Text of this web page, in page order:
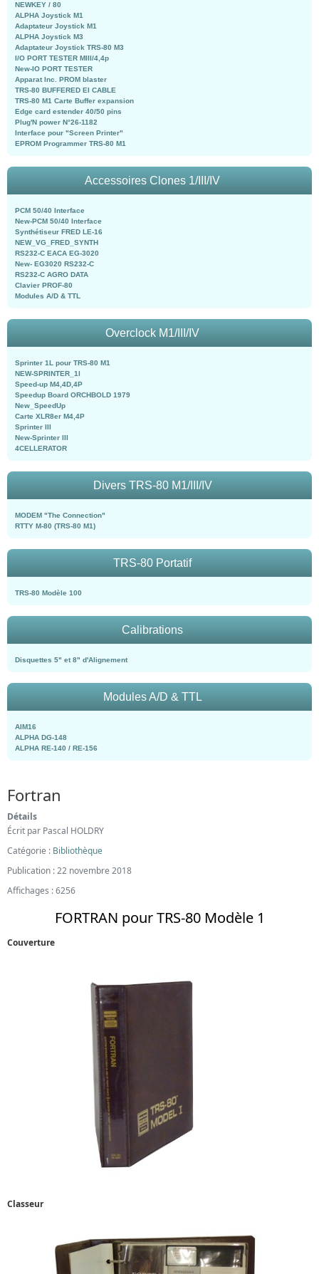
NEWKEY / 80
ALPHA Joystick M1
Adaptateur Joystick M1
ALPHA Joystick M3
Adaptateur Joystick TRS-80 M3
I/O PORT TESTER MIII/4,4p
New-IO PORT TESTER
Apparat Inc. PROM blaster
TRS-80 BUFFERED EI CABLE
TRS-80 M1 Carte Buffer expansion
Edge card estender 40/50 pins
Plug'N power N°26-1182
Interface pour "Screen Printer"
EPROM Programmer TRS-80 M1
Accessoires Clones 1/III/IV
PCM 50/40 Interface
New-PCM 50/40 Interface
Synthétiseur FRED LE-16
NEW_VG_FRED_SYNTH
RS232-C EACA EG-3020
New- EG3020 RS232-C
RS232-C AGRO DATA
Clavier PROF-80
Modules A/D & TTL
Overclock M1/III/IV
Sprinter 1L pour TRS-80 M1
NEW-SPRINTER_1l
Speed-up M4,4D,4P
Speedup Board ORCHBOLD 1979
New_SpeedUp
Carte XLR8er M4,4P
Sprinter III
New-Sprinter III
4CELLERATOR
Divers TRS-80 M1/III/IV
MODEM "The Connection"
RTTY M-80 (TRS-80 M1)
TRS-80 Portatif
TRS-80 Modèle 100
Calibrations
Disquettes 5" et 8" d'Alignement
Modules A/D & TTL
AIM16
ALPHA DG-148
ALPHA RE-140 / RE-156
Fortran
Détails
Écrit par Pascal HOLDRY
Catégorie : Bibliothèque
Publication : 22 novembre 2018
Affichages : 6256
FORTRAN pour TRS-80 Modèle 1
Couverture
Classeur